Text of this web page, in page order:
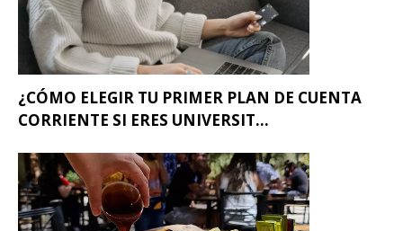
¿CÓMO ELEGIR TU PRIMER PLAN DE CUENTA
CORRIENTE SI ERES UNIVERSIT...